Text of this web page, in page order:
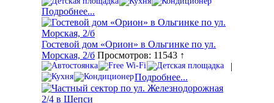
Подробнее...
Гостевой дом «Орион» в Ольгинке по ул.
Морская, 2/б Просмотров: 11543 ↑
|
Подробнее...